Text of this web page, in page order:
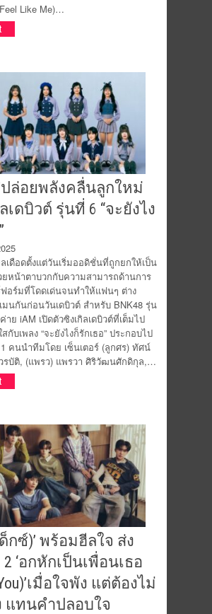
Like Me)…
ปล่อยพลังคลื่นลูกใหม่
เดบิวต์ รุ่นที่ 6 “จะยังไง
เดือดตั้งแต่วันเริ่มออดิชั่นที่ถูกยกให้เป็น
หน้าตาบวกกับความสามารถด้านการ
ฟอร์มที่โดดเด่นจนทำให้แฟนๆ ต่าง
นกันก่อนวันเดบิวต์ สำหรับ BNK48 รุ่น
ย iAM เปิดตัวซิงเกิลเดบิวต์ที่เต็มไป
กับเพลง “จะยังไงก็รักเธอ” ประกอบไป
คนนำทีมโดย เซ็นเตอร์ (ลูกศร) ทัศน์
บัติ, (แพรว) แพรวา ศิริวัฒนศักดิกุล,…
ด็กซ์)’ พร้อมฮีลใจ ส่ง
‘อกหักเป็นเพื่อนเธอ
เมื่อใจพัง แต่ต้องไม่
แทนคำปลอบใจ